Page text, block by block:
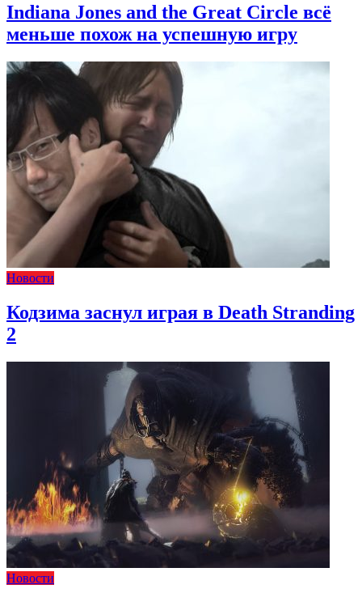
Indiana Jones and the Great Circle всё
меньше похож на успешную игру
Новости
Кодзима заснул играя в Death Stranding
2
Новости